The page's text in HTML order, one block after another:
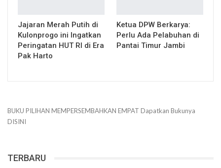
Jajaran Merah Putih di
Kulonprogo ini Ingatkan
Peringatan HUT RI di Era
Pak Harto
Ketua DPW Berkarya:
Perlu Ada Pelabuhan di
Pantai Timur Jambi
BUKU PILIHAN MEMPERSEMBAHKAN EMPAT Dapatkan Bukunya
DISINI
TERBARU